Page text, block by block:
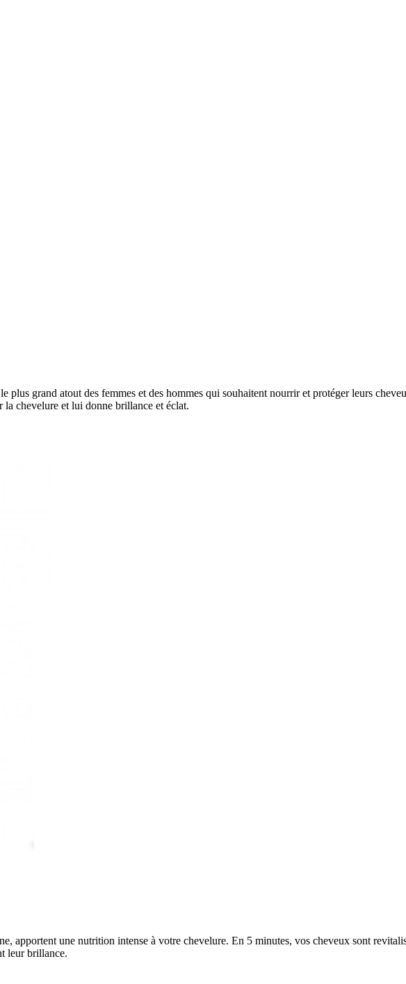
plus grand atout des femmes et des hommes qui souhaitent nourrir et protéger leurs
chevelure et lui donne brillance et éclat.
apportent une nutrition intense à votre chevelure. En 5 minutes, vos cheveux sont
leur brillance.